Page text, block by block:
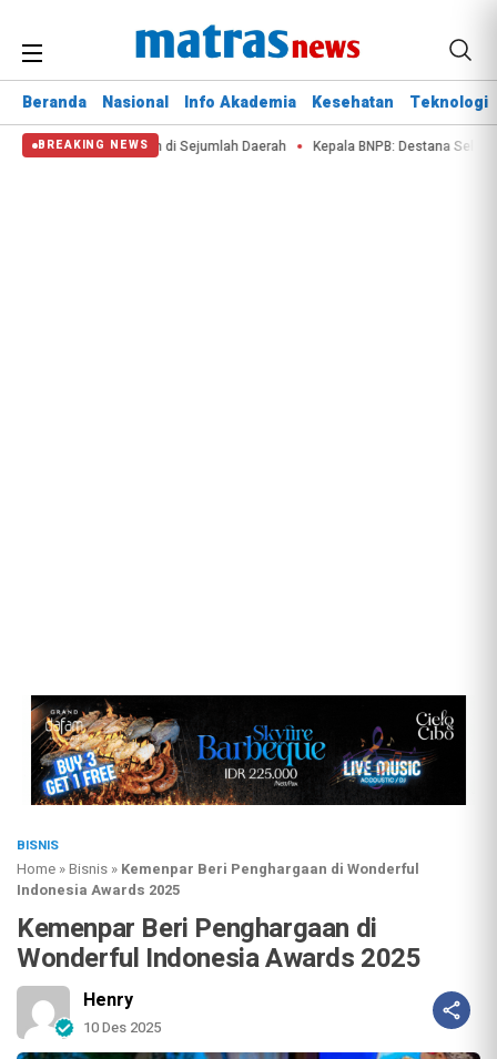
Beranda Nasional Info Akademia Kesehatan Teknologi
BREAKING NEWS
Lahan di Sejumlah Daerah Kepala BNPB: Destana Selamatkan
BISNIS
Home »Bisnis » Kemenpar Beri Penghargaan di Wonderful
Indonesia Awards 2025
Kemenpar Beri Penghargaan di
Wonderful Indonesia Awards 2025
Henry
10 Des 2025